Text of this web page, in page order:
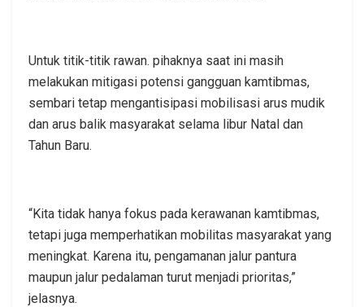
Untuk titik-titik rawan. pihaknya saat ini masih
melakukan mitigasi potensi gangguan kamtibmas,
sembari tetap mengantisipasi mobilisasi arus mudik
dan arus balik masyarakat selama libur Natal dan
Tahun Baru.
“Kita tidak hanya fokus pada kerawanan kamtibmas,
tetapi juga memperhatikan mobilitas masyarakat yang
meningkat. Karena itu, pengamanan jalur pantura
maupun jalur pedalaman turut menjadi prioritas,”
jelasnya.